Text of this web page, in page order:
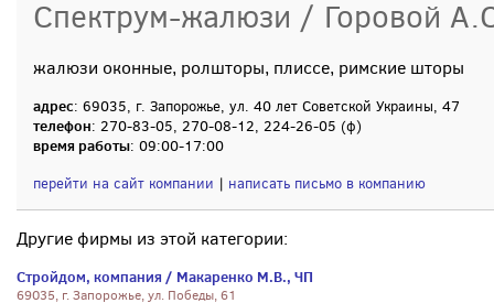
Спектрум-жалюзи / Горовой
жалюзи оконные, ролшторы, плиссе, римские шторы
адрес: 69035, г. Запорожье, ул. 40 лет Советской Украины, 47
телефон: 270-83-05, 270-08-12, 224-26-05 (ф)
время работы: 09:00-17:00
перейти на сайт компании | написать письмо в компанию
Другие фирмы из этой категории:
Стройдом, компания / Макаренко М.В., ЧП
69035, г. Запорожье, ул. Победы, 61